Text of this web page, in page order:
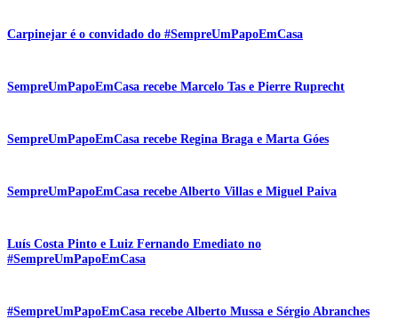
Carpinejar é o convidado do #SempreUmPapoEmCasa
SempreUmPapoEmCasa recebe Marcelo Tas e Pierre Ruprecht
SempreUmPapoEmCasa recebe Regina Braga e Marta Góes
SempreUmPapoEmCasa recebe Alberto Villas e Miguel Paiva
Luís Costa Pinto e Luiz Fernando Emediato no
#SempreUmPapoEmCasa
#SempreUmPapoEmCasa recebe Alberto Mussa e Sérgio Abranches